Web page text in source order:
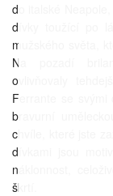
do italské
dívky toužící po
mužského světa,
Na pozadí
ovlivňovaly
Ferrante se
bravurní
chvíle, které jste
dívkami jsou
náklonnost,
škrtí.